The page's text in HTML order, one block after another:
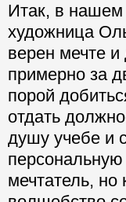
Итак, в нашем
художница
верен мечте
примерно за
порой
отдать
душу учебе и
мечтатель, но